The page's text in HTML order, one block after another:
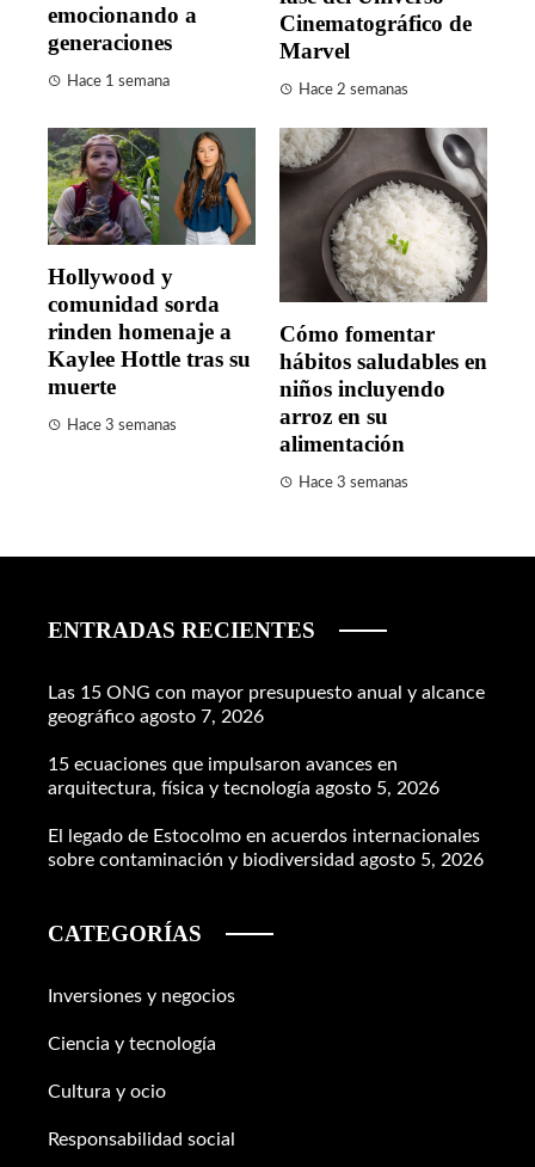
emocionando a
generaciones
Hace 1 semana
Cinematográfico de
Marvel
Hace 2 semanas
Hollywood y
comunidad sorda
rinden homenaje a
Kaylee Hottle tras su
muerte
Hace 3 semanas
Cómo fomentar
hábitos saludables en
niños incluyendo
arroz en su
alimentación
Hace 3 semanas
ENTRADAS RECIENTES
Las 15 ONG con mayor presupuesto anual y alcance
geográfico agosto 7, 2026
15 ecuaciones que impulsaron avances en
arquitectura, física y tecnología agosto 5, 2026
El legado de Estocolmo en acuerdos internacionales
sobre contaminación y biodiversidad agosto 5, 2026
CATEGORÍAS
Inversiones y negocios
Ciencia y tecnología
Cultura y ocio
Responsabilidad social